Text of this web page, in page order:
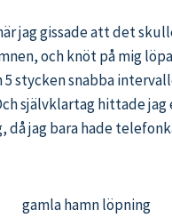
jag gissade att det
och knöt på mig
stycken snabba
självklartag hittade jag
då jag bara hade